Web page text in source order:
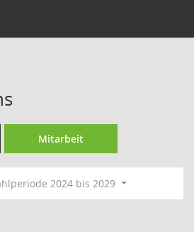
Mitarbeit
2024 bis 2029